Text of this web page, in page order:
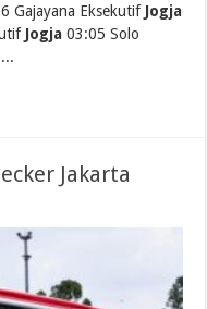
Gajayana Eksekutif Jogja
Jogja 03:05 Solo
Jakarta